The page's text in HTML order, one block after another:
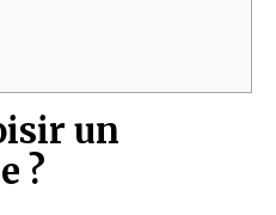
un
?